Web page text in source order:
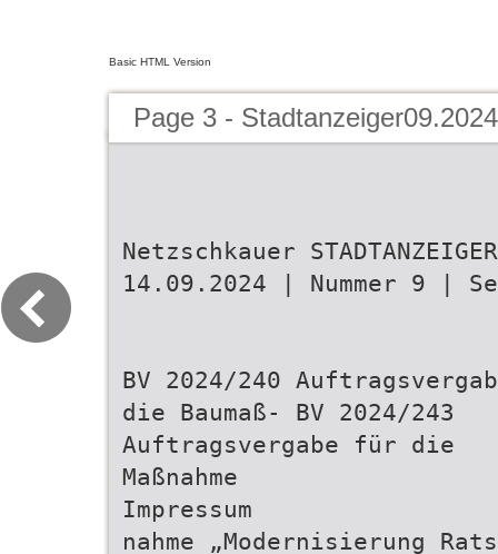
Basic HTML Version
Page 3 - Stadtanzeiger09.2024
Netzschkauer STADTANZEIGER
14.09.2024 | Nummer 9 |
BV 2024/240
die Baumaß- BV 2024/243
Auftragsvergabe für die
Maßnahme
Impressum
nahme „Modernisierung